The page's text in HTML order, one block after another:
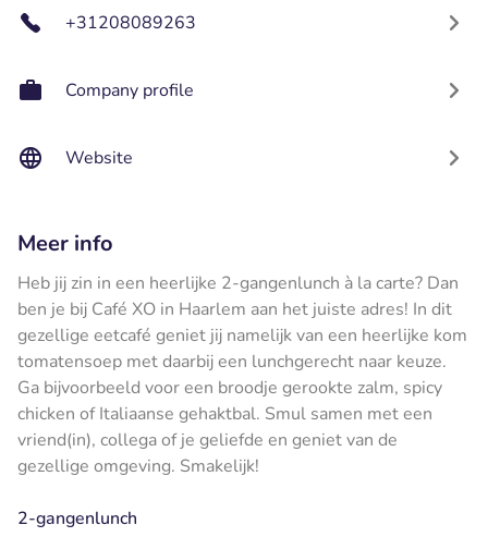
+31208089263
Company profile
Website
Meer info
Heb jij zin in een heerlijke 2-gangenlunch à la carte? Dan
ben je bij Café XO in Haarlem aan het juiste adres! In dit
gezellige eetcafé geniet jij namelijk van een heerlijke kom
tomatensoep met daarbij een lunchgerecht naar keuze.
Ga bijvoorbeeld voor een broodje gerookte zalm, spicy
chicken of Italiaanse gehaktbal. Smul samen met een
vriend(in), collega of je geliefde en geniet van de
gezellige omgeving. Smakelijk!
2-gangenlunch